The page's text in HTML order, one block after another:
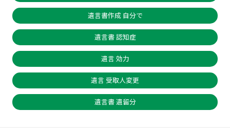
遺言書作成 自分で
遺言書 認知症
遺言 効力
遺言 受取人変更
遺言書 遺留分